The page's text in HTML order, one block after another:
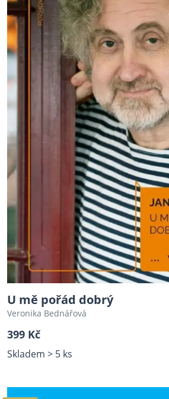
U mě pořád dobrý
Veronika Bednářová
399 Kč
Skladem > 5 ks